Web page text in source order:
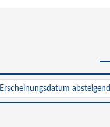
Erscheinungsdatum absteigend